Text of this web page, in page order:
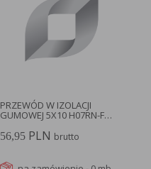
PRZEWÓD W IZOLACJI
GUMOWEJ 5X10 H07RN-F
BĘBEN 1000MB...
56,95 PLN brutto